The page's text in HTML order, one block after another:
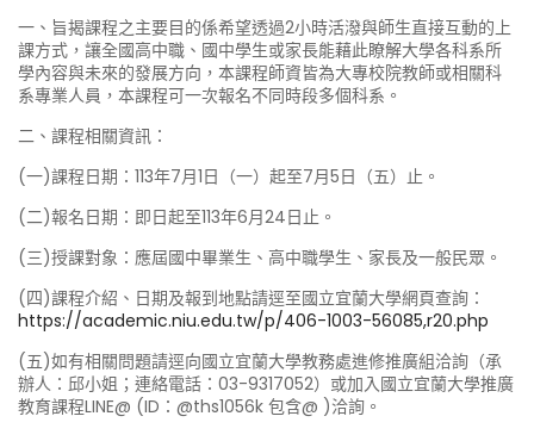
一、旨揭課程之主要目的係希望透過2小時活潑與師生直接互動的上
課方式，讓全國高中職、國中學生或家長能藉此瞭解大學各科系所
學內容與未來的發展方向，本課程師資皆為大專校院教師或相關科
系專業人員，本課程可一次報名不同時段多個科系。
二、課程相關資訊：
(一)課程日期：113年7月1日（一）起至7月5日（五）止。
(二)報名日期：即日起至113年6月24日止。
(三)授課對象：應屆國中畢業生、高中職學生、家長及一般民眾。
(四)課程介紹、日期及報到地點請逕至國立宜蘭大學網頁查詢：
https://academic.niu.edu.tw/p/406-1003-56085,r20.php
(五)如有相關問題請逕向國立宜蘭大學教務處進修推廣組洽詢（承
辦人：邱小姐；連絡電話：03-9317052）或加入國立宜蘭大學推廣
教育課程LINE@ (ID：@ths1056k 包含@ )洽詢。